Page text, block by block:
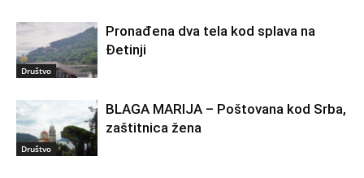
Društvo
Pronađena dva tela kod splava na
Đetinji
Društvo
BLAGA MARIJA – Poštovana kod Srba,
zaštitnica žena